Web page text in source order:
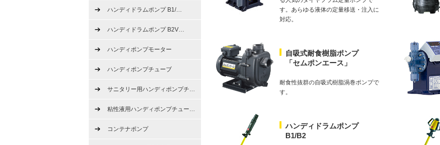
ハンディドラムポンプ B1/…
ハンディドラムポンプ B2V…
ハンディポンプモーター
ハンディポンプチューブ
サニタリー用ハンディポンプチ…
粘性液用ハンディポンプチュー…
コンテナポンプ
す。あらゆる液体の定量移送・注入に
対応。
自吸式耐食樹脂ポンプ
「セムポンエース」
耐食性抜群の自吸式樹脂渦巻ポンプで
す。
ハンディドラムポンプ
B1/B2